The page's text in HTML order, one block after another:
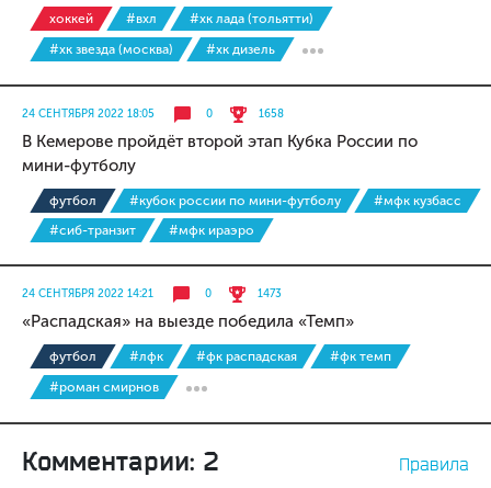
хоккей #вхл
#хк лада (тольятти)
#хк звезда (москва)
#хк дизель
24 СЕНТЯБРЯ 2022 18:05 0 1658
В Кемерове пройдёт второй этап Кубка России по
мини-футболу
футбол #кубок россии по мини-футболу
#мфк кузбасс
#сиб-транзит
#мфк ираэро
24 СЕНТЯБРЯ 2022 14:21 0 1473
«Распадская» на выезде победила «Темп»
футбол #лфк #фк распадская
#фк темп
#роман смирнов
Комментарии: 2 Правила